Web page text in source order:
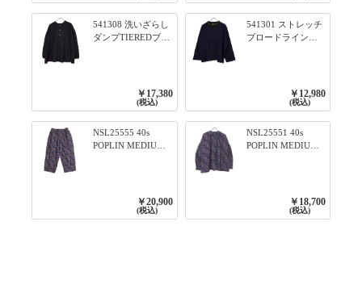
541308 洗いざらし
ダンプTIEREDブシ
￥17,380
(税込)
541301 ストレッチ
ブロードライン入
リブプルオーバー
79ネイビー
￥12,980
(税込)
NSL25555 40s
POPLIN MEDIUM
￥20,900
(税込)
NSL25551 40s
POPLIN MEDIUM
3800NAVY BASE
￥18,700
(税込)